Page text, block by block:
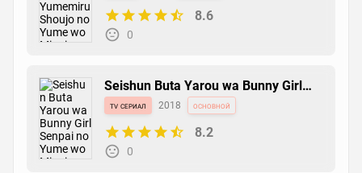
8.6
0
Seishun Buta Yarou wa Bunny Girl
Senpai no Yume wo Minai
tv сериал 2018 основной
8.2
0